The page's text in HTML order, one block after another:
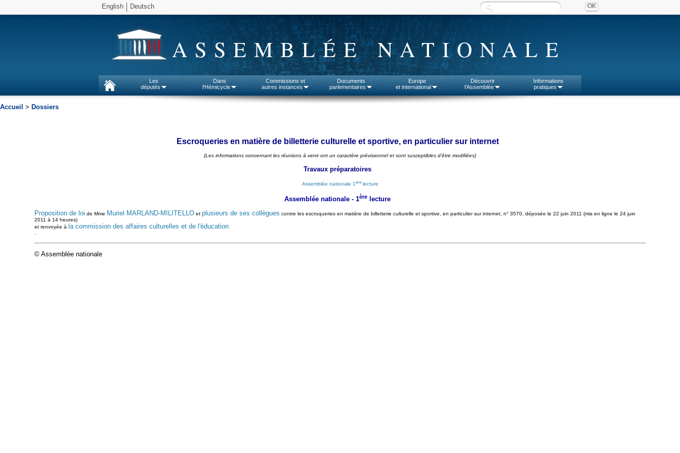
English Deutsch
ASSEMBLÉE NATIONALE
Les
députés
Dans
l'Hémicycle
Commissions et
autres instances
Documents
parlementaires
Europe
et international
Découvrir
l'Assemblée
Informations
pratiques
Accueil > Dossiers
Escroqueries en matière de billetterie culturelle et sportive, en particulier sur internet
(Les informations concernant les réunions à venir ont un caractère prévisionnel et sont susceptibles d'être modifiées)
Travaux préparatoires
Assemblée nationale 1èrelecture
Assemblée nationale - 1ère
lecture
Proposition de loi de Mme Muriel MARLAND-MILITELLOet plusieurs de ses collègues contre les escroqueries en matière de billetterie culturelle et sportive, en particulier sur internet, n° 3570, déposée le 22 juin 2011 (mis en ligne le 24 juin
2011 à 14 heures)
et renvoyée à la commission des affaires culturelles et de l'éducation
.
© Assemblée nationale